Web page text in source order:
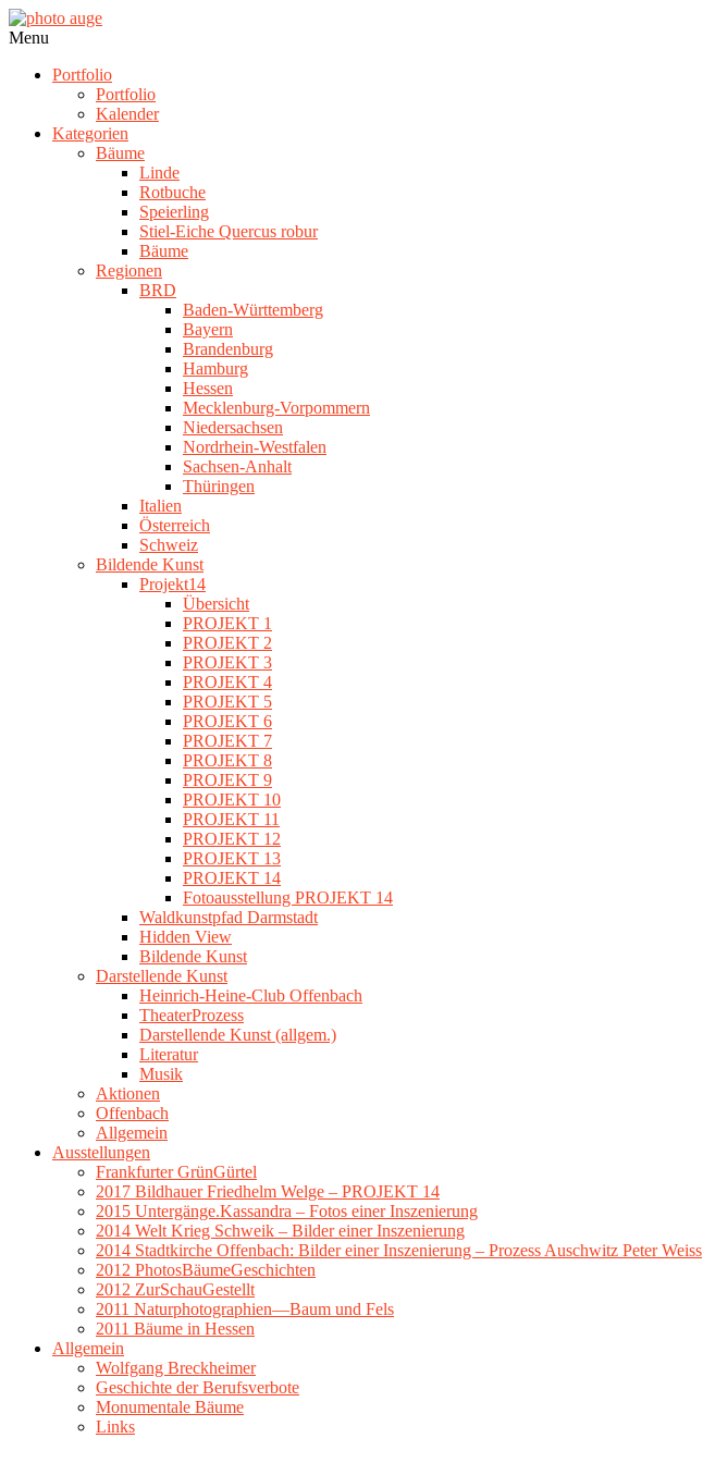
Skip
to
photo
Navigation
Menu
Portfolio
Portfolio
Kalender
Kategorien
Bäume
Linde
Rotbuche
Speierling
Stiel-Eiche Quercus robur
Bäume
Regionen
BRD
Baden-Württemberg
Bayern
Brandenburg
Hamburg
Hessen
Mecklenburg-Vorpommern
Niedersachsen
Nordrhein-Westfalen
Sachsen-Anhalt
Thüringen
Italien
Österreich
Schweiz
Bildende Kunst
Projekt14
Übersicht
PROJEKT 1
PROJEKT 2
PROJEKT 3
PROJEKT 4
PROJEKT 5
PROJEKT 6
PROJEKT 7
PROJEKT 8
PROJEKT 9
PROJEKT 10
PROJEKT 11
PROJEKT 12
PROJEKT 13
PROJEKT 14
Fotoausstellung PROJEKT 14
Waldkunstpfad Darmstadt
Hidden View
Bildende Kunst
Darstellende Kunst
Heinrich-Heine-Club Offenbach
TheaterProzess
Darstellende Kunst (allgem.)
Literatur
Musik
Aktionen
Offenbach
Allgemein
Ausstellungen
Frankfurter GrünGürtel
2017 Bildhauer Friedhelm Welge – PROJEKT 14
2015 Untergänge.Kassandra – Fotos einer Inszenierung
2014 Welt Krieg Schweik – Bilder einer Inszenierung
2014 Stadtkirche Offenbach: Bilder einer Inszenierung – Prozess Auschwitz Peter Weiss
2012 PhotosBäumeGeschichten
2012 ZurSchauGestellt
2011 Naturphotographien—Baum und Fels
2011 Bäume in Hessen
Allgemein
Wolfgang Breckheimer
Geschichte der Berufsverbote
Monumentale Bäume
Links